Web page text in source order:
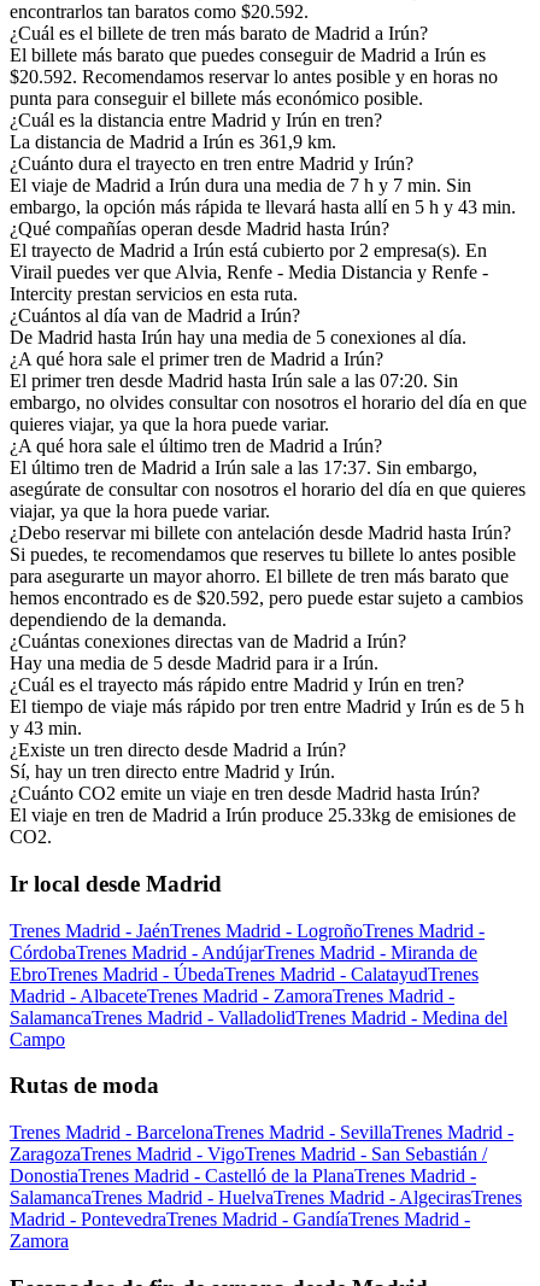
encontrarlos tan baratos como $20.592.
¿Cuál es el billete de tren más barato de Madrid a Irún?
El billete más barato que puedes conseguir de Madrid a Irún es
$20.592. Recomendamos reservar lo antes posible y en horas no
punta para conseguir el billete más económico posible.
¿Cuál es la distancia entre Madrid y Irún en tren?
La distancia de Madrid a Irún es 361,9 km.
¿Cuánto dura el trayecto en tren entre Madrid y Irún?
El viaje de Madrid a Irún dura una media de 7 h y 7 min. Sin
embargo, la opción más rápida te llevará hasta allí en 5 h y 43 min.
¿Qué compañías operan desde Madrid hasta Irún?
El trayecto de Madrid a Irún está cubierto por 2 empresa(s). En
Virail puedes ver que Alvia, Renfe - Media Distancia y Renfe -
Intercity prestan servicios en esta ruta.
¿Cuántos al día van de Madrid a Irún?
De Madrid hasta Irún hay una media de 5 conexiones al día.
¿A qué hora sale el primer tren de Madrid a Irún?
El primer tren desde Madrid hasta Irún sale a las 07:20. Sin
embargo, no olvides consultar con nosotros el horario del día en que
quieres viajar, ya que la hora puede variar.
¿A qué hora sale el último tren de Madrid a Irún?
El último tren de Madrid a Irún sale a las 17:37. Sin embargo,
asegúrate de consultar con nosotros el horario del día en que quieres
viajar, ya que la hora puede variar.
¿Debo reservar mi billete con antelación desde Madrid hasta Irún?
Si puedes, te recomendamos que reserves tu billete lo antes posible
para asegurarte un mayor ahorro. El billete de tren más barato que
hemos encontrado es de $20.592, pero puede estar sujeto a cambios
dependiendo de la demanda.
¿Cuántas conexiones directas van de Madrid a Irún?
Hay una media de 5 desde Madrid para ir a Irún.
¿Cuál es el trayecto más rápido entre Madrid y Irún en tren?
El tiempo de viaje más rápido por tren entre Madrid y Irún es de 5 h
y 43 min.
¿Existe un tren directo desde Madrid a Irún?
Sí, hay un tren directo entre Madrid y Irún.
¿Cuánto CO2 emite un viaje en tren desde Madrid hasta Irún?
El viaje en tren de Madrid a Irún produce 25.33kg de emisiones de
CO2.
Ir local desde Madrid
Trenes Madrid - JaénTrenes Madrid - LogroñoTrenes Madrid -
CórdobaTrenes Madrid - AndújarTrenes Madrid - Miranda de
EbroTrenes Madrid - ÚbedaTrenes Madrid - CalatayudTrenes
Madrid - AlbaceteTrenes Madrid - ZamoraTrenes Madrid -
SalamancaTrenes Madrid - ValladolidTrenes Madrid - Medina del
Campo
Rutas de moda
Trenes Madrid - BarcelonaTrenes Madrid - SevillaTrenes Madrid -
ZaragozaTrenes Madrid - VigoTrenes Madrid - San Sebastián /
DonostiaTrenes Madrid - Castelló de la PlanaTrenes Madrid -
SalamancaTrenes Madrid - HuelvaTrenes Madrid - AlgecirasTrenes
Madrid - PontevedraTrenes Madrid - GandíaTrenes Madrid -
Zamora